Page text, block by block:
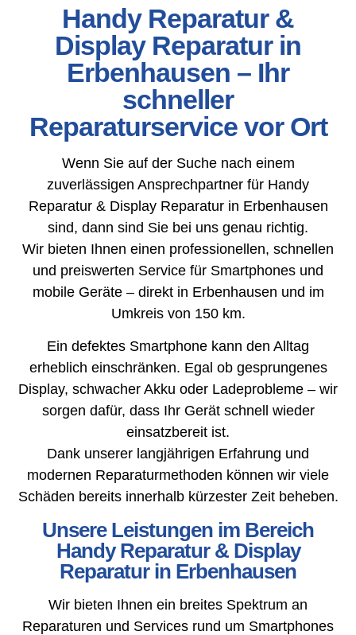
Handy Reparatur &
Display Reparatur in
Erbenhausen – Ihr
schneller
Reparaturservice vor Ort
Wenn Sie auf der Suche nach einem
zuverlässigen Ansprechpartner für Handy
Reparatur & Display Reparatur in Erbenhausen
sind, dann sind Sie bei uns genau richtig.
Wir bieten Ihnen einen professionellen, schnellen
und preiswerten Service für Smartphones und
mobile Geräte – direkt in Erbenhausen und im
Umkreis von 150 km.
Ein defektes Smartphone kann den Alltag
erheblich einschränken. Egal ob gesprungenes
Display, schwacher Akku oder Ladeprobleme – wir
sorgen dafür, dass Ihr Gerät schnell wieder
einsatzbereit ist.
Dank unserer langjährigen Erfahrung und
modernen Reparaturmethoden können wir viele
Schäden bereits innerhalb kürzester Zeit beheben.
Unsere Leistungen im Bereich
Handy Reparatur & Display
Reparatur in Erbenhausen
Wir bieten Ihnen ein breites Spektrum an
Reparaturen und Services rund um Smartphones